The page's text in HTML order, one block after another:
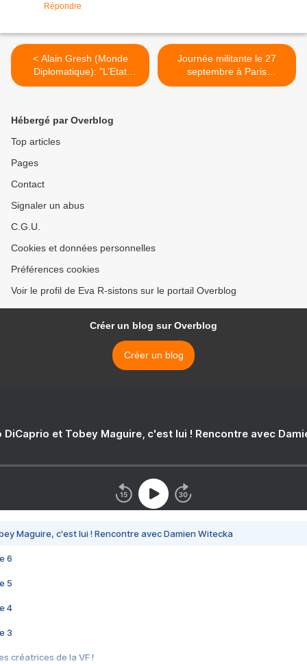
Répondre
< Alain Gresh (Monde
Diplomatique): "L’Etat
israélien ne veut pas la
Journée militante le 27
septembre à Paris
(invitation) >
Hébergé par Overblog
Top articles
Pages
Contact
Signaler un abus
C.G.U.
Cookies et données personnelles
Préférences cookies
Voir le profil de Eva R-sistons sur le portail Overblog
Créer un blog sur Overblog
Créer un blog
DiCaprio et Tobey Maguire, c'est lui ! Rencontre avec
Maguire, c'est lui ! Rencontre avec Damien Witecka
6
5
4
3
créatrices de la VF !